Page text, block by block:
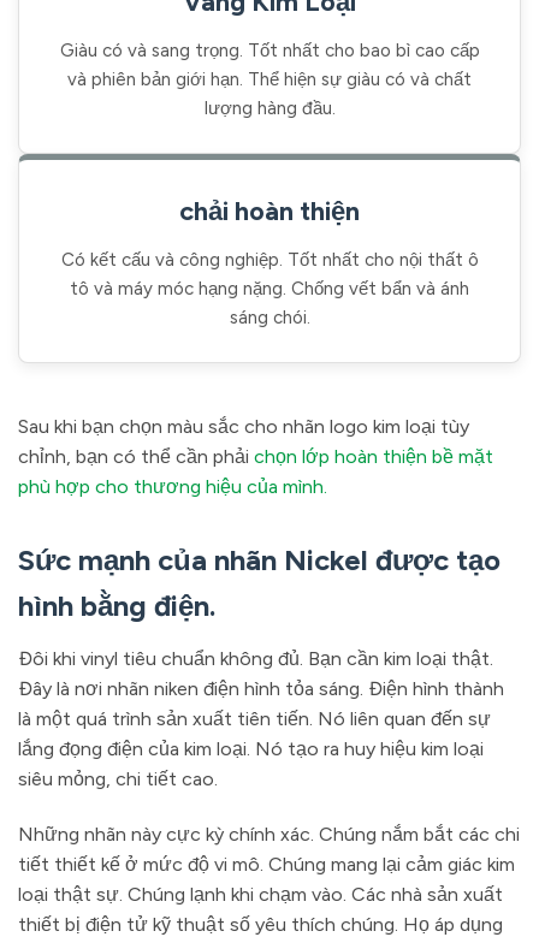
Giàu có và sang trọng. Tốt nhất cho bao bì cao cấp
và phiên bản giới hạn. Thể hiện sự giàu có và chất
lượng hàng đầu.
chải hoàn thiện
Có kết cấu và công nghiệp. Tốt nhất cho nội thất ô
tô và máy móc hạng nặng. Chống vết bẩn và ánh
sáng chói.
Sau khi bạn chọn màu sắc cho nhãn logo kim loại tùy
chỉnh, bạn có thể cần phải chọn lớp hoàn thiện bề mặt
phù hợp cho thương hiệu của mình.
Sức mạnh của nhãn Nickel được tạo
hình bằng điện.
Đôi khi vinyl tiêu chuẩn không đủ. Bạn cần kim loại thật.
Đây là nơi nhãn niken điện hình tỏa sáng. Điện hình thành
là một quá trình sản xuất tiên tiến. Nó liên quan đến sự
lắng đọng điện của kim loại. Nó tạo ra huy hiệu kim loại
siêu mỏng, chi tiết cao.
Những nhãn này cực kỳ chính xác. Chúng nắm bắt các chi
tiết thiết kế ở mức độ vi mô. Chúng mang lại cảm giác kim
loại thật sự. Chúng lạnh khi chạm vào. Các nhà sản xuất
thiết bị điện tử kỹ thuật số yêu thích chúng. Họ áp dụng